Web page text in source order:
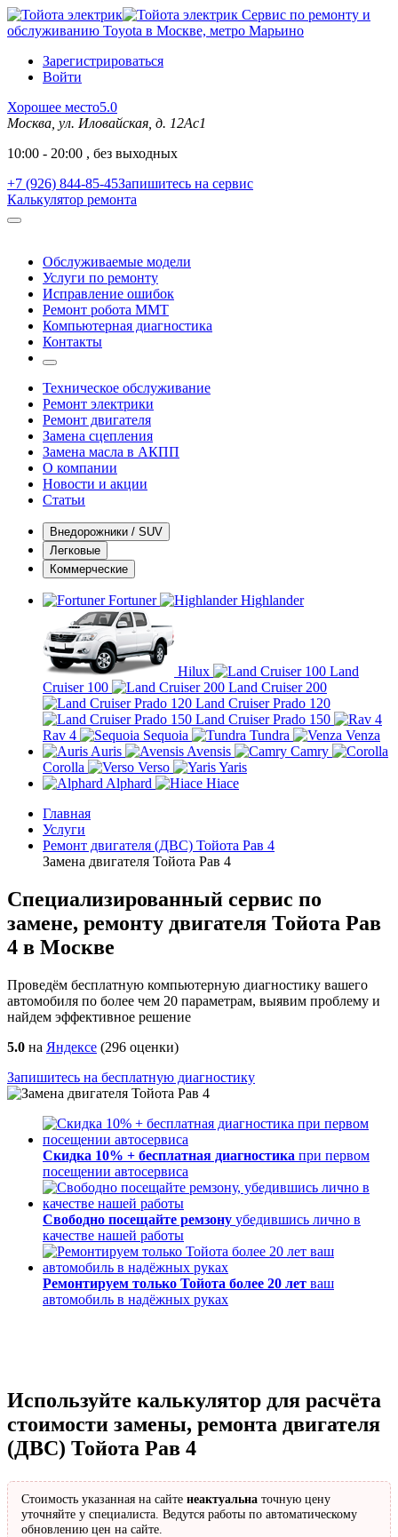
Сервис по ремонту и
обслуживанию Toyota в Москве, метро Марьино
Зарегистрироваться
Войти
Хорошее место5.0
Москва, ул. Иловайская, д. 12Ас1
10:00 - 20:00 , без выходных
+7 (926) 844-85-45Запишитесь на сервис
Калькулятор ремонта
Обслуживаемые модели
Услуги по ремонту
Исправление ошибок
Ремонт робота MMT
Компьютерная диагностика
Контакты
Техническое обслуживание
Ремонт электрики
Ремонт двигателя
Замена сцепления
Замена масла в АКПП
О компании
Новости и акции
Статьи
Внедорожники / SUV
Легковые
Коммерческие
Fortuner Highlander
Hilux
Land
Cruiser 100
Land Cruiser 200
Land Cruiser Prado 120
Land Cruiser Prado 150
Rav 4
Sequoia Tundra
Venza
Auris
Avensis
Camry
Corolla
Verso
Yaris
Alphard
Hiace
Главная
Услуги
Ремонт двигателя (ДВС) Тойота Рав 4
Замена двигателя Тойота Рав 4
Специализированный сервис по
замене, ремонту двигателя Тойота Рав
4 в Москве
Проведём бесплатную компьютерную диагностику вашего
автомобиля по более чем 20 параметрам, выявим проблему и
найдем эффективное решение
5.0 на Яндексе (296 оценки)
Запишитесь на бесплатную диагностику
Скидка 10% + бесплатная диагностика при первом
посещении автосервиса
Свободно посещайте ремзону убедившись лично в
качестве нашей работы
Ремонтируем только Тойота более 20 лет ваш
автомобиль в надёжных руках
Используйте калькулятор для расчёта
стоимости замены, ремонта двигателя
(ДВС) Тойота Рав 4
Стоимость указанная на сайте неактуальна точную цену
уточняйте у специалиста. Ведутся работы по автоматическому
обновлению цен на сайте.